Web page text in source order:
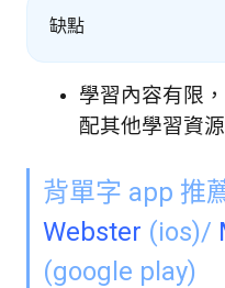
缺點
學習內容有限
配其他學習資
背單字 app 推
Webster (ios)/
(google play)